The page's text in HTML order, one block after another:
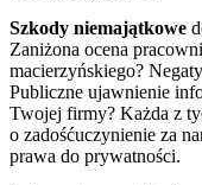
Szkody niemajątkowe
Zaniżona ocena
macierzyńskiego?
Publiczne ujawnienie
Twojej firmy? Każda z
o zadośćuczynienie za
prawa do prywatności.